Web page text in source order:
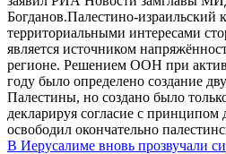
Богданов.Палестино-израильский
территориальными интересами
является источником
регионе. Решением ООН при
году было определено создание
Палестины, но создано было
декларируя согласие с принципом
освободил окончательно
В Иерусалиме вновь прозвучали